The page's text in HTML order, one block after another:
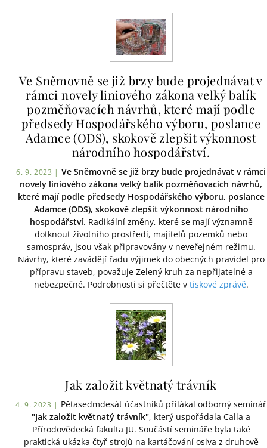
Ve Sněmovně se již brzy bude projednávat v
rámci novely liniového zákona velký balík
pozměňovacích návrhů, které mají podle
předsedy Hospodářského výboru, poslance
Adamce (ODS), skokově zlepšit výkonnost
národního hospodářství.
6. 9. 2023 | Ve Sněmovně se již brzy bude projednávat v rámci
novely liniového zákona velký balík pozměňovacích návrhů,
které mají podle předsedy Hospodářského výboru, poslance
Adamce (ODS), skokově zlepšit výkonnost národního
hospodářství. Radikální změny, které se mají významně
dotknout životního prostředí, majitelů pozemků nebo
samospráv, jsou však připravovány v neveřejném režimu.
Návrhy, které zavádějí řadu výjimek do obecných pravidel pro
přípravu staveb, považuje Zelený kruh za nepřijatelné a
nebezpečné. Podrobnosti si přečtěte v tiskové zprávě.
Jak založit květnatý trávník
4. 9. 2023 | Pětasedmdesát účastníků přilákal odborný seminář
"Jak založit květnatý trávník", který uspořádala Calla a
Přírodovědecká fakulta JU. Součástí semináře byla také
praktická ukázka čtyř strojů na kartáčování osiva z druhově